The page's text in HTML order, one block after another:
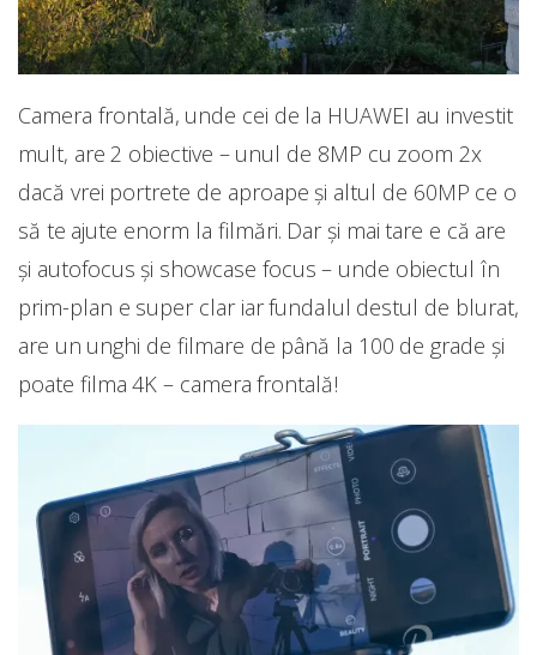
Camera frontală, unde cei de la HUAWEI au investit
mult, are 2 obiective – unul de 8MP cu zoom 2x
dacă vrei portrete de aproape și altul de 60MP ce o
să te ajute enorm la filmări. Dar și mai tare e că are
și autofocus și showcase focus – unde obiectul în
prim-plan e super clar iar fundalul destul de blurat,
are un unghi de filmare de până la 100 de grade și
poate filma 4K – camera frontală!